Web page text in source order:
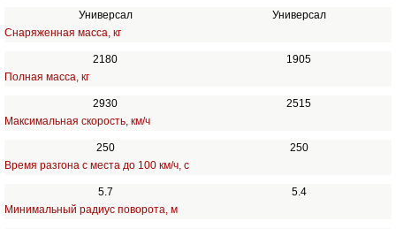
Универсал
Универсал
Снаряженная масса, кг
2180
1905
Полная масса, кг
2930
2515
Максимальная скорость, км/ч
250
250
Время разгона с места до 100 км/ч, с
5.7
5.4
Минимальный радиус поворота, м